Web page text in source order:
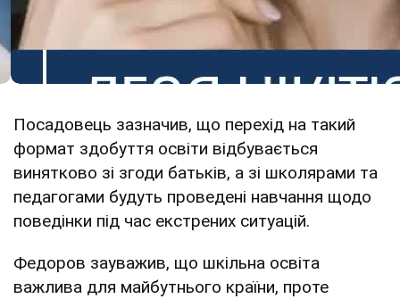
Посадовець зазначив, що перехід на такий
формат здобуття освіти відбувається
винятково зі згоди батьків, а зі школярами та
педагогами будуть проведені навчання щодо
поведінки під час екстрених ситуацій.
Федоров зауважив, що шкільна освіта
важлива для майбутнього країни, проте